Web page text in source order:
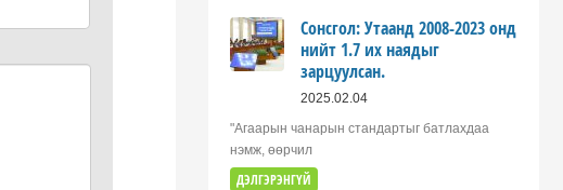
Сонсгол: Утаанд 2008-2023 онд
нийт 1.7 их наядыг
зарцуулсан.
2025.02.04
"Агаарын чанарын стандартыг батлахдаа
нэмж, өөрчил
ДЭЛГЭРЭНГҮЙ